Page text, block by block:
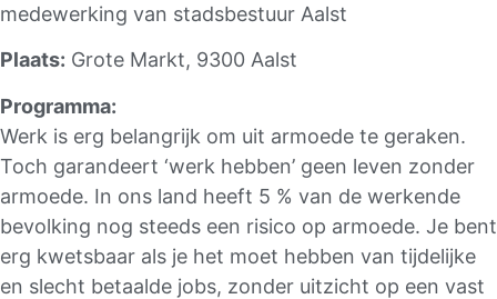
medewerking van stadsbestuur Aalst
Plaats: Grote Markt, 9300 Aalst
Programma:
Werk is erg belangrijk om uit armoede te geraken.
Toch garandeert ‘werk hebben’ geen leven zonder
armoede. In ons land heeft 5 % van de werkende
bevolking nog steeds een risico op armoede. Je bent
erg kwetsbaar als je het moet hebben van tijdelijke
en slecht betaalde jobs, zonder uitzicht op een vast